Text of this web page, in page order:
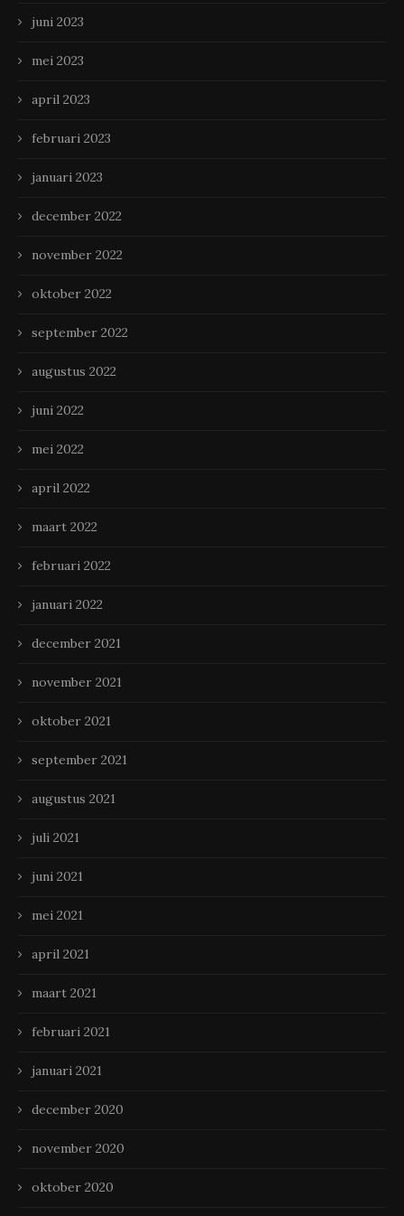
juni 2023
mei 2023
april 2023
februari 2023
januari 2023
december 2022
november 2022
oktober 2022
september 2022
augustus 2022
juni 2022
mei 2022
april 2022
maart 2022
februari 2022
januari 2022
december 2021
november 2021
oktober 2021
september 2021
augustus 2021
juli 2021
juni 2021
mei 2021
april 2021
maart 2021
februari 2021
januari 2021
december 2020
november 2020
oktober 2020